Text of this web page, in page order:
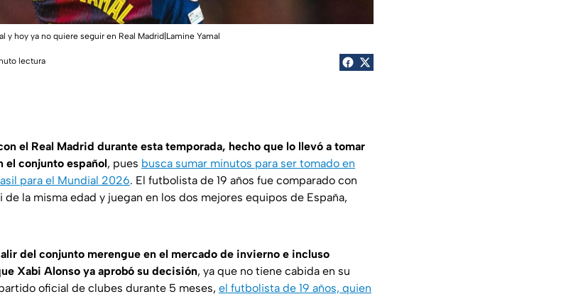
y hoy ya no quiere seguir en Real Madrid|Lamine Yamal
lectura
el Real Madrid durante esta temporada, hecho que lo llevó a tomar
el conjunto español, pues busca sumar minutos para ser tomado en
para el Mundial 2026. El futbolista de 19 años fue comparado con
de la misma edad y juegan en los dos mejores equipos de España,
del conjunto merengue en el mercado de invierno e incluso
Xabi Alonso ya aprobó su decisión, ya que no tiene cabida en su
oficial de clubes durante 5 meses, el futbolista de 19 años, quien